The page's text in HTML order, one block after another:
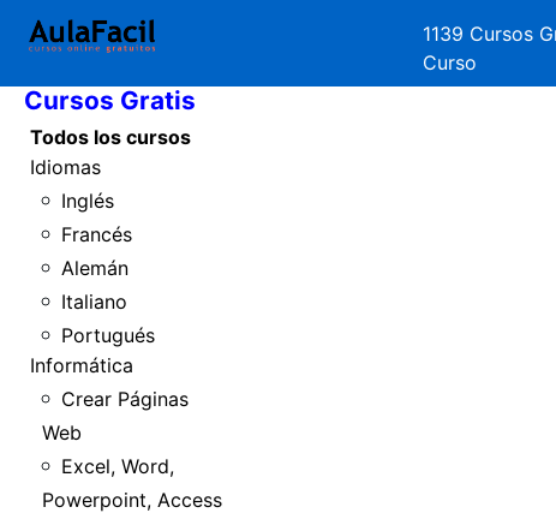
1139 Cursos
Curso
Inicio
Cursos Gratis
Todos los cursos
Idiomas
Inglés
Francés
Alemán
Italiano
Portugués
Informática
Crear Páginas
Web
Excel, Word,
Powerpoint, Access